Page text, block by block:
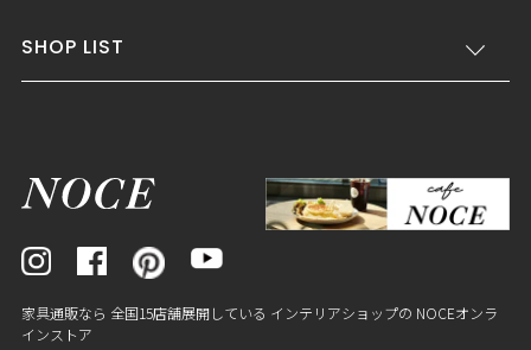
SHOP LIST
家具通販なら 全国15店舗展開している インテリアショップの NOCEオンラ
インストア